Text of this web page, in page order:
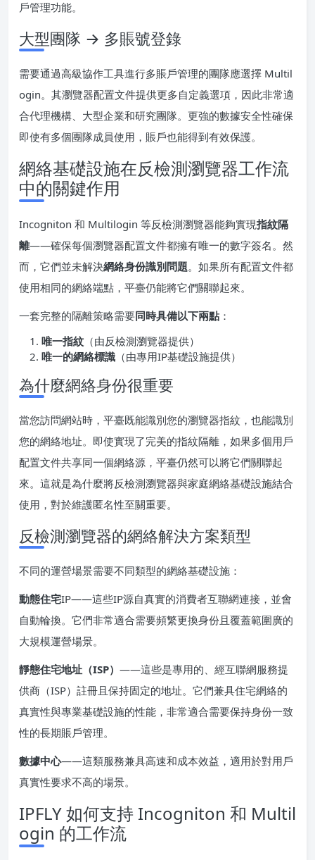
戶管理功能。
大型團隊 → 多賬號登錄
需要通過高級協作工具進行多賬戶管理的團隊應選擇 Multil
ogin。其瀏覽器配置文件提供更多自定義選項，因此非常適
合代理機構、大型企業和研究團隊。更強的數據安全性確保
即使有多個團隊成員使用，賬戶也能得到有效保護。
網絡基礎設施在反檢測瀏覽器工作流
中的關鍵作用
Incogniton 和 Multilogin 等反檢測瀏覽器能夠實現指紋隔
離——確保每個瀏覽器配置文件都擁有唯一的數字簽名。然
而，它們並未解決網絡身份識別問題。如果所有配置文件都
使用相同的網絡端點，平臺仍能將它們關聯起來。
一套完整的隔離策略需要同時具備以下兩點 ：
唯一指紋 （由反檢測瀏覽器提供）
唯一的網絡標識 （由專用IP基礎設施提供）
為什麼網絡身份很重要
當您訪問網站時，平臺既能識別您的瀏覽器指紋，也能識別
您的網絡地址。即使實現了完美的指紋隔離，如果多個用戶
配置文件共享同一個網絡源，平臺仍然可以將它們關聯起
來。這就是為什麼將反檢測瀏覽器與家庭網絡基礎設施結合
使用，對於維護匿名性至關重要。
反檢測瀏覽器的網絡解決方案類型
不同的運營場景需要不同類型的網絡基礎設施：
動態住宅IP——這些IP源自真實的消費者互聯網連接，並會
自動輪換。它們非常適合需要頻繁更換身份且覆蓋範圍廣的
大規模運營場景。
靜態住宅地址（ISP） ——這些是專用的、經互聯網服務提
供商（ISP）註冊且保持固定的地址。它們兼具住宅網絡的
真實性與專業基礎設施的性能，非常適合需要保持身份一致
性的長期賬戶管理。
數據中心——這類服務兼具高速和成本效益，適用於對用戶
真實性要求不高的場景。
IPFLY 如何支持 Incogniton 和 Multil
ogin 的工作流